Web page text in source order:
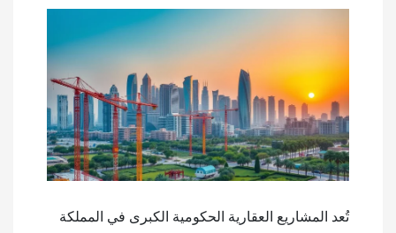
تُعد المشاريع العقارية الحكومية الكبرى في المملكة